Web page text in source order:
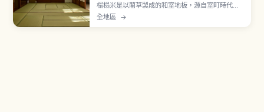
榻榻米是以藺草製成的和室地板，源自室町時代以
後鋪滿房間的形式。進入和室前須脫鞋並擺正鞋尖
朝外、勿穿拖鞋上榻榻米，並避開繡花紋的疊緣行
全地區 →